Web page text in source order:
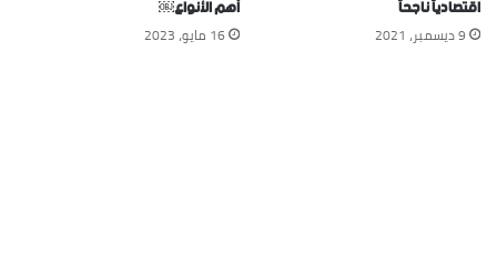
اقتصادياً ناجحاً
9 ديسمبر، 2021
أهم الأنواع￼
16 مايو، 2023